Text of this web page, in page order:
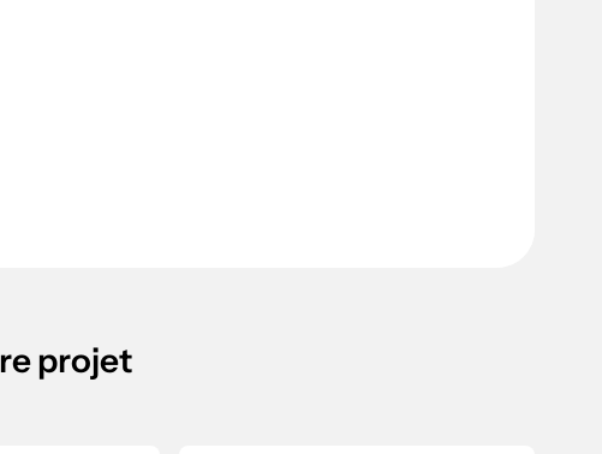
projet